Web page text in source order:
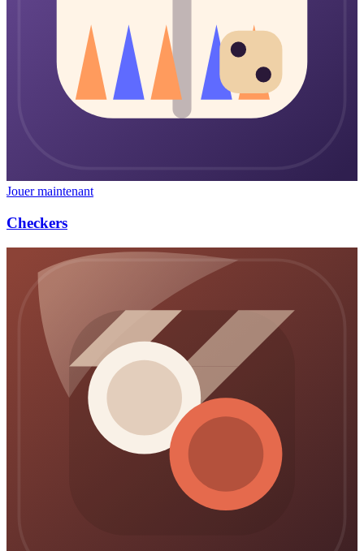
Jouer maintenant
Checkers